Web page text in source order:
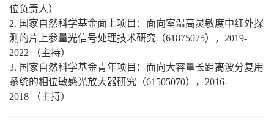
位负责人）
2. 国家自然科学基金面上项目 ： 面向室温高灵敏度中红外探
测的片上参量光信号处理技术研究（61875075）， 2019-
2022
（主持）
3. 国家自然科学基金青年项目 ： 面向大容量长距离波分复用
系统的相位敏感光放大器研究 （61505070）
，2016-
2018
（主持）